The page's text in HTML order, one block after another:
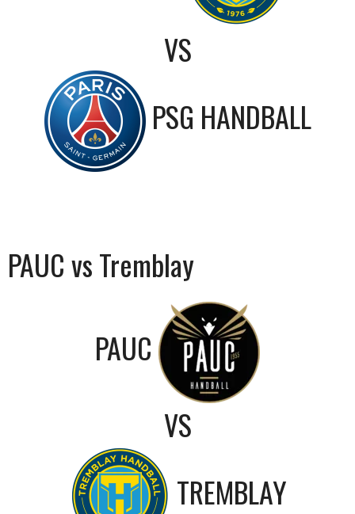
VS
PSG HANDBALL
PAUC vs Tremblay
PAUC
VS
TREMBLAY